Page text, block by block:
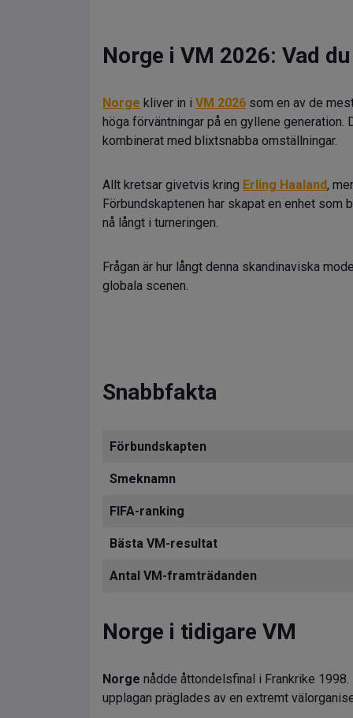
Norge i VM 2026: Vad
Norge kliver in i VM 2026 som en av de
höga förväntningar på en gyllene
kombinerat med blixtsnabba omställningar.
Allt kretsar givetvis kring Erling Haaland,
Förbundskaptenen har skapat en enhet som
nå långt i turneringen.
Frågan är hur långt denna skandinaviska
globala scenen.
Snabbfakta
Förbundskapten
Smeknamn
FIFA-ranking
Bästa VM-resultat
Antal VM-framträdanden
Norge i tidigare VM
Norge nådde åttondelsfinal i Frankrike
upplagan präglades av en extremt